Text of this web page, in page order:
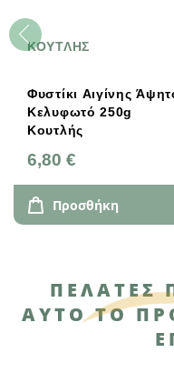
ΚΟΥΤΛΗΣ
Φυστίκι Αιγίνης Άψητο
Κελυφωτό 250g
Κουτλής
6,80 €
Προσθήκη
ΠΕΛΆΤΕΣ
ΑΥΤΌ ΤΟ